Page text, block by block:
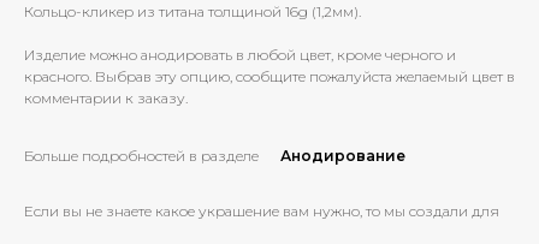
Кольцо-кликер из титана толщиной 16g (1,2мм).
Изделие можно анодировать в любой цвет, кроме черного и
красного. Выбрав эту опцию, сообщите пожалуйста желаемый цвет в
комментарии к заказу.
Больше подробностей в разделе Анодирование
Если вы не знаете какое украшение вам нужно, то мы создали для